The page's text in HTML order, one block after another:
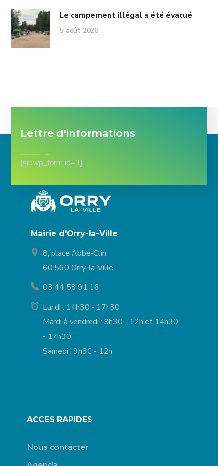
Le campement illégal a été évacué
5 août 2026
Lettre d'informations
[sibwp_form id=3]
Mairie d'Orry-la-Ville
8, place Abbé-Clin
60 560 Orry-la-Ville
03 44 58 91 16
Lundi : 14h30 - 17h30
Mardi à vendredi : 9h30 - 12h et 14h30
- 17h30
Samedi : 9h30 - 12h
ACCES RAPIDES
Nous contacter